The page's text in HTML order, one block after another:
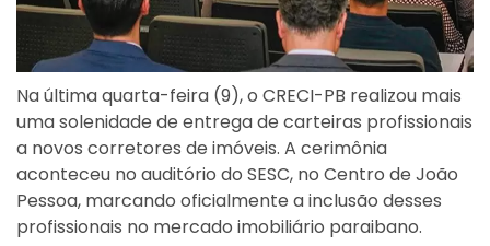
Na última quarta-feira (9), o CRECI-PB realizou mais
uma solenidade de entrega de carteiras profissionais
a novos corretores de imóveis. A cerimônia
aconteceu no auditório do SESC, no Centro de João
Pessoa, marcando oficialmente a inclusão desses
profissionais no mercado imobiliário paraibano.